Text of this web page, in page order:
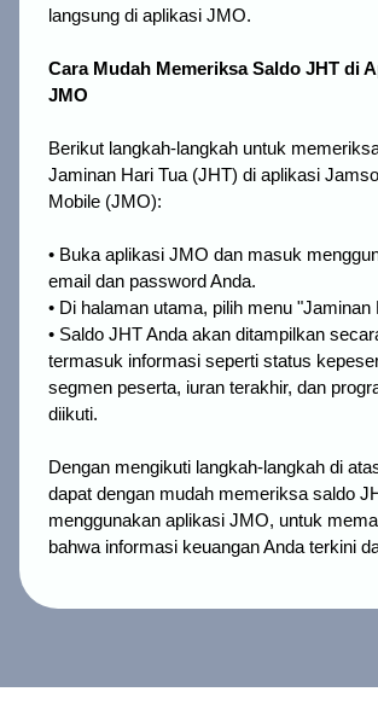
langsung di aplikasi JMO.
Cara Mudah Memeriksa Saldo JHT di
JMO
Berikut langkah-langkah untuk
Jaminan Hari Tua (JHT) di aplikasi
Mobile (JMO):
• Buka aplikasi JMO dan masuk
email dan password Anda.
• Di halaman utama, pilih menu "Jaminan
• Saldo JHT Anda akan ditampilkan
termasuk informasi seperti status
segmen peserta, iuran terakhir, dan
diikuti.
Dengan mengikuti langkah-langkah di
dapat dengan mudah memeriksa saldo
menggunakan aplikasi JMO, untuk
bahwa informasi keuangan Anda terkini